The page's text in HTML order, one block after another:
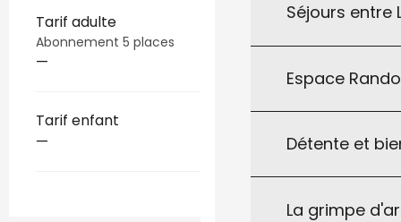
Séjours entre
Espace
Détente et
La grimpe
Tarif adulte
Abonnement 5 places
—
Tarif enfant
—